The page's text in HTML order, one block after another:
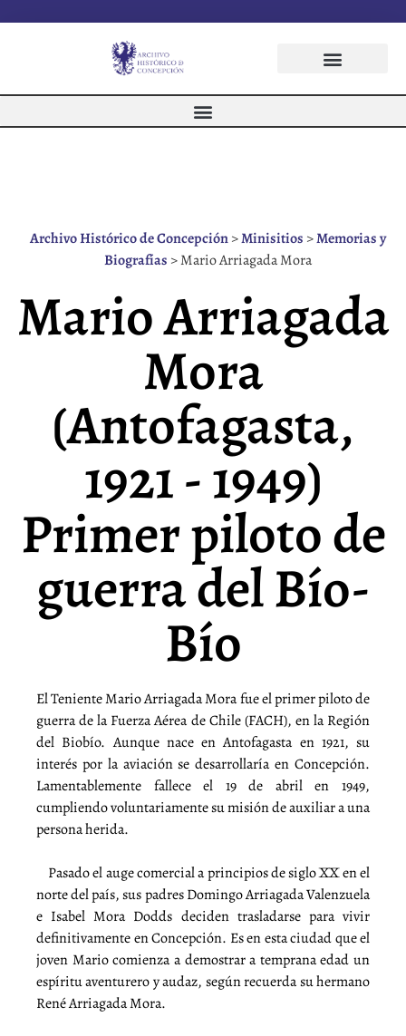
Archivo Histórico de Concepción>Minisitios >Memorias y
Biografías >Mario Arriagada Mora
Mario Arriagada
Mora
(Antofagasta,
1921 - 1949)
Primer piloto de
guerra del Bío-
Bío
El Teniente Mario Arriagada Mora fue el primer piloto de
guerra de la Fuerza Aérea de Chile (FACH), en la Región
del Biobío. Aunque nace en Antofagasta en 1921, su
interés por la aviación se desarrollaría en Concepción.
Lamentablemente fallece el 19 de abril en 1949,
cumpliendo voluntariamente su misión de auxiliar a una
persona herida.
Pasado el auge comercial a principios de siglo XX en el
norte del país, sus padres Domingo Arriagada Valenzuela
e Isabel Mora Dodds deciden trasladarse para vivir
definitivamente en Concepción. Es en esta ciudad que el
joven Mario comienza a demostrar a temprana edad un
espíritu aventurero y audaz, según recuerda su hermano
René Arriagada Mora.